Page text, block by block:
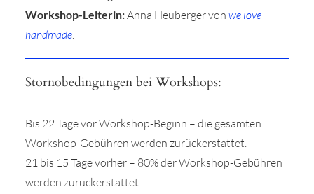
Workshop-Leiterin:Anna Heuberger von we love
handmade.
Stornobedingungen bei Workshops:
Bis 22 Tage vor Workshop-Beginn – die gesamten
Workshop-Gebühren werden zurückerstattet.
21 bis 15 Tage vorher – 80% der Workshop-Gebühren
werden zurückerstattet.